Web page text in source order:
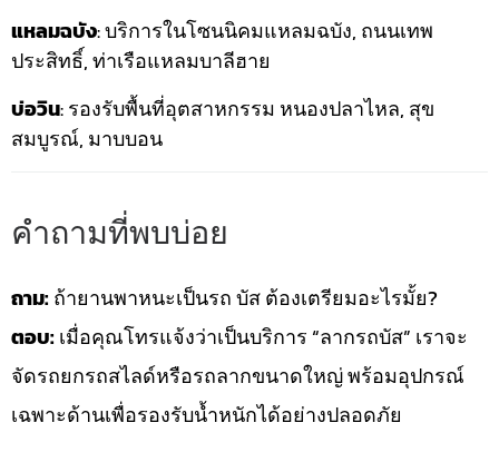
แหลมฉบัง: บริการในโซนนิคมแหลมฉบัง, ถนนเทพ
ประสิทธิ์, ท่าเรือแหลมบาลีฮาย
บ่อวิน: รองรับพื้นที่อุตสาหกรรม หนองปลาไหล, สุข
สมบูรณ์, มาบบอน
คำถามที่พบบ่อย
ถาม:ถ้ายานพาหนะเป็นรถ บัส ต้องเตรียมอะไรมั้ย?
ตอบ:เมื่อคุณโทรแจ้งว่าเป็นบริการ “ลากรถบัส” เราจะ
จัดรถยกรถสไลด์หรือรถลากขนาดใหญ่ พร้อมอุปกรณ์
เฉพาะด้านเพื่อรองรับน้ำหนักได้อย่างปลอดภัย